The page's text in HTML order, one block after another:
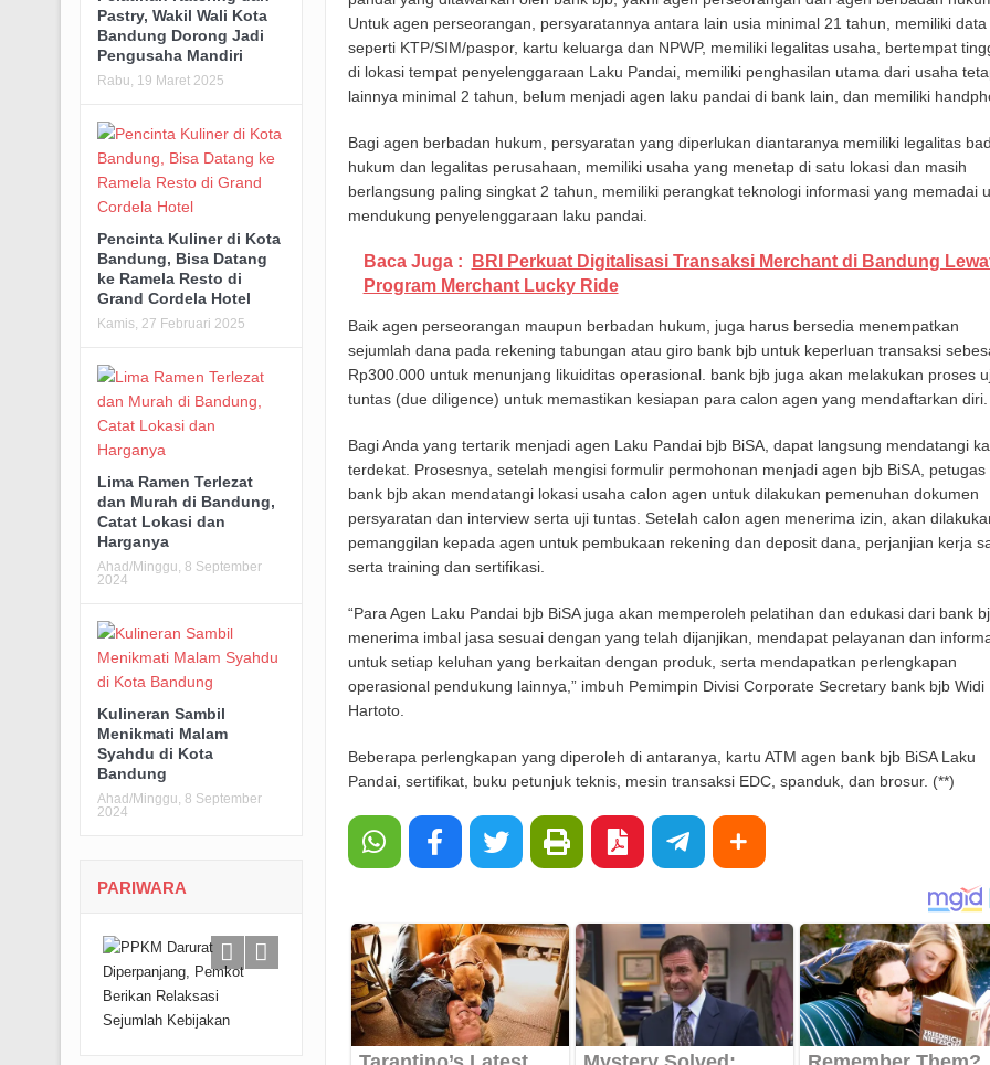
Untuk agen perseorangan, persyaratannya antara lain usia minimal 21 tahun, memiliki data
seperti KTP/SIM/paspor, kartu keluarga dan NPWP, memiliki legalitas usaha, bertempat
di lokasi tempat penyelenggaraan Laku Pandai, memiliki penghasilan utama dari usaha
lainnya minimal 2 tahun, belum menjadi agen laku pandai di bank lain, dan memiliki
Bagi agen berbadan hukum, persyaratan yang diperlukan diantaranya memiliki legalitas
hukum dan legalitas perusahaan, memiliki usaha yang menetap di satu lokasi dan masih
berlangsung paling singkat 2 tahun, memiliki perangkat teknologi informasi yang memadai
mendukung penyelenggaraan laku pandai.
Baca Juga :
BRI Perkuat Digitalisasi Transaksi Merchant di Bandung
Program Merchant Lucky Ride
Baik agen perseorangan maupun berbadan hukum, juga harus bersedia menempatkan
sejumlah dana pada rekening tabungan atau giro bank bjb untuk keperluan transaksi
Rp300.000 untuk menunjang likuiditas operasional. bank bjb juga akan melakukan proses
tuntas (due diligence) untuk memastikan kesiapan para calon agen yang mendaftarkan diri.
Bagi Anda yang tertarik menjadi agen Laku Pandai bjb BiSA, dapat langsung mendatangi
terdekat. Prosesnya, setelah mengisi formulir permohonan menjadi agen bjb BiSA, petugas
bank bjb akan mendatangi lokasi usaha calon agen untuk dilakukan pemenuhan dokumen
persyaratan dan interview serta uji tuntas. Setelah calon agen menerima izin, akan
pemanggilan kepada agen untuk pembukaan rekening dan deposit dana, perjanjian kerja
serta training dan sertifikasi.
“Para Agen Laku Pandai bjb BiSA juga akan memperoleh pelatihan dan edukasi dari bank
menerima imbal jasa sesuai dengan yang telah dijanjikan, mendapat pelayanan dan
untuk setiap keluhan yang berkaitan dengan produk, serta mendapatkan perlengkapan
operasional pendukung lainnya,” imbuh Pemimpin Divisi Corporate Secretary bank bjb Widi
Hartoto.
Beberapa perlengkapan yang diperoleh di antaranya, kartu ATM agen bank bjb BiSA Laku
Pandai, sertifikat, buku petunjuk teknis, mesin transaksi EDC, spanduk, dan brosur. (**)
Pastry, Wakil Wali Kota
Bandung Dorong Jadi
Pengusaha Mandiri
Rabu, 19 Maret 2025
Pencinta Kuliner di Kota
Bandung, Bisa Datang
ke Ramela Resto di
Grand Cordela Hotel
Kamis, 27 Februari 2025
Lima Ramen Terlezat
dan Murah di Bandung,
Catat Lokasi dan
Harganya
Ahad/Minggu, 8 September
2024
Kulineran Sambil
Menikmati Malam
Syahdu di Kota
Bandung
Ahad/Minggu, 8 September
2024
PARIWARA